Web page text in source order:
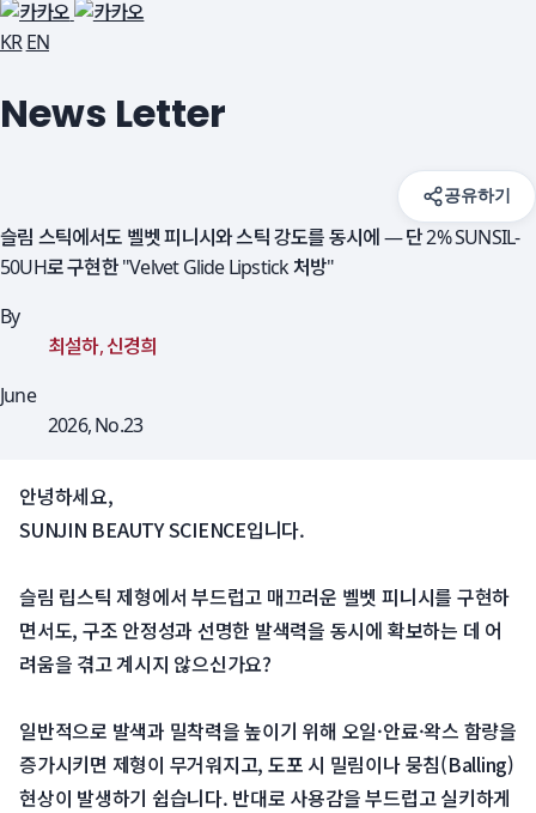
KR EN
News Letter
공유하기
슬림 스틱에서도 벨벳 피니시와 스틱 강도를 동시에 — 단 2% SUNSIL-
50UH로 구현한 "Velvet Glide Lipstick 처방"
By
최설하, 신경희
June
2026, No.23
안녕하세요,
SUNJIN BEAUTY SCIENCE입니다.
슬림 립스틱 제형에서 부드럽고 매끄러운 벨벳 피니시를 구현하
면서도, 구조 안정성과 선명한 발색력을 동시에 확보하는 데 어
려움을 겪고 계시지 않으신가요?
일반적으로 발색과 밀착력을 높이기 위해 오일·안료·왁스 함량을
증가시키면 제형이 무거워지고, 도포 시 밀림이나 뭉침(Balling)
현상이 발생하기 쉽습니다. 반대로 사용감을 부드럽고 실키하게